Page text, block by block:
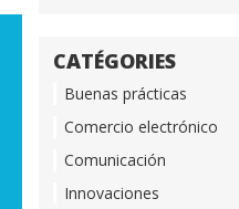
CATÉGORIES
Buenas prácticas
Comercio electrónico
Comunicación
Innovaciones